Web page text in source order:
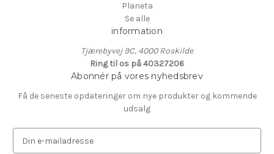
Planeta
Se alle
information
Tjærebyvej 9C, 4000 Roskilde
Ring til os på 40327206
Abonnér på vores nyhedsbrev
Få de seneste opdateringer om nye produkter og kommende
udsalg